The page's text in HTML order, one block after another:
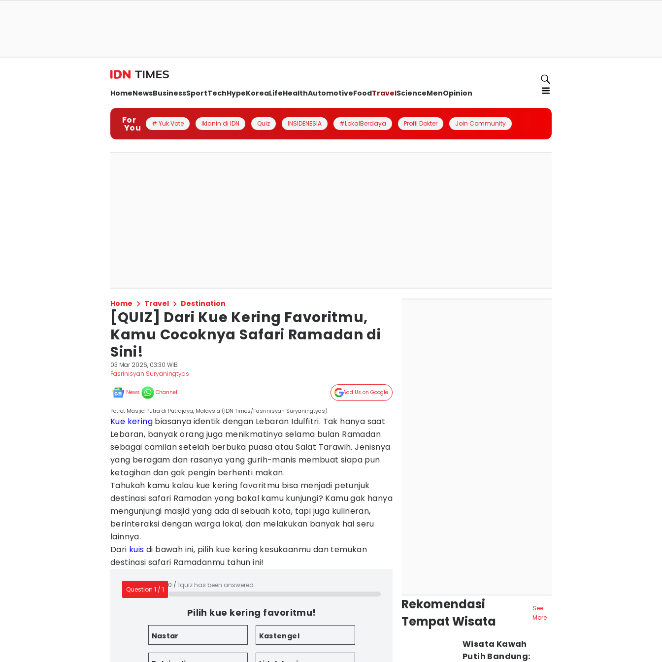
HomeNewsBusinessSportTechHypeKoreaLifeHealthAutomotiveFoodTravelScienceMenOpinion
For
You # Yuk Vote Iklanin di IDN Quiz INSIDENESIA #LokalBerdaya Profil Dokter Join Community
Home Travel Destination
[QUIZ] Dari Kue Kering Favoritmu,
Kamu Cocoknya Safari Ramadan di
Sini!
03 Mar 2026, 03:30 WIB
Fasrinisyah Suryaningtyas
News Channel Add Us on Google
Potret Masjid Putra di Putrajaya, Malaysia (IDN Times/Fasrinisyah Suryaningtyas)
Kue kering biasanya identik dengan Lebaran Idulfitri. Tak hanya saat
Lebaran, banyak orang juga menikmatinya selama bulan Ramadan
sebagai camilan setelah berbuka puasa atau Salat Tarawih. Jenisnya
yang beragam dan rasanya yang gurih-manis membuat siapa pun
ketagihan dan gak pengin berhenti makan.
Tahukah kamu kalau kue kering favoritmu bisa menjadi petunjuk
destinasi safari Ramadan yang bakal kamu kunjungi? Kamu gak hanya
mengunjungi masjid yang ada di sebuah kota, tapi juga kulineran,
berinteraksi dengan warga lokal, dan melakukan banyak hal seru
lainnya.
Dari kuis di bawah ini, pilih kue kering kesukaanmu dan temukan
destinasi safari Ramadanmu tahun ini!
Question 1 / 1
0 / 1quiz has been answered.
Pilih kue kering favoritmu!
Nastar Kastengel
Rekomendasi
Tempat Wisata
See
More
Wisata Kawah
Putih Bandung: